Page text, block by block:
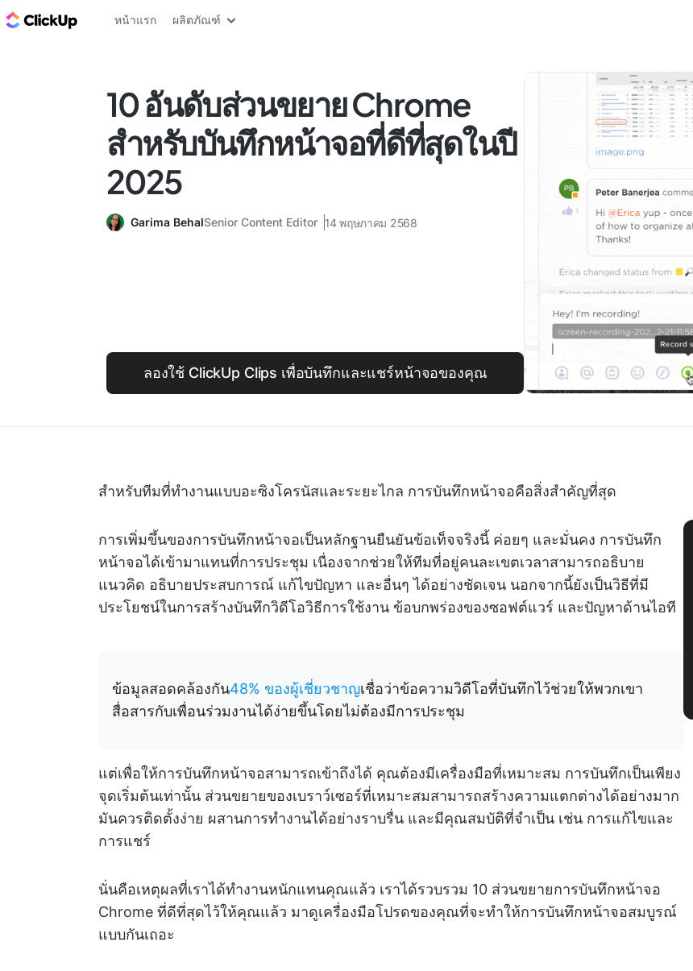
บล็อก ClickUp
หน้าแรก ผลิตภัณฑ์
10 อันดับส่วนขยาย Chrome
สำหรับบันทึกหน้าจอที่ดีที่สุดในปี
2025
Garima BehalSenior Content Editor 14 พฤษภาคม 2568
ลองใช้ ClickUp Clips เพื่อบันทึกและแชร์หน้าจอของคุณ
สำหรับทีมที่ทำงานแบบอะซิงโครนัสและระยะไกล การบันทึกหน้าจอคือสิ่งสำคัญที่สุด
การเพิ่มขึ้นของการบันทึกหน้าจอเป็นหลักฐานยืนยันข้อเท็จจริงนี้ ค่อยๆ และมั่นคง การบันทึก
หน้าจอได้เข้ามาแทนที่การประชุม เนื่องจากช่วยให้ทีมที่อยู่คนละเขตเวลาสามารถอธิบาย
แนวคิด อธิบายประสบการณ์ แก้ไขปัญหา และอื่นๆ ได้อย่างชัดเจน นอกจากนี้ยังเป็นวิธีที่มี
ประโยชน์ในการสร้างบันทึกวิดีโอวิธีการใช้งาน ข้อบกพร่องของซอฟต์แวร์ และปัญหาด้านไอที
ข้อมูลสอดคล้องกัน48% ของผู้เชี่ยวชาญเชื่อว่าข้อความวิดีโอที่บันทึกไว้ช่วยให้พวกเขา
สื่อสารกับเพื่อนร่วมงานได้ง่ายขึ้นโดยไม่ต้องมีการประชุม
แต่เพื่อให้การบันทึกหน้าจอสามารถเข้าถึงได้ คุณต้องมีเครื่องมือที่เหมาะสม การบันทึกเป็นเพียง
จุดเริ่มต้นเท่านั้น ส่วนขยายของเบราว์เซอร์ที่เหมาะสมสามารถสร้างความแตกต่างได้อย่างมาก
มันควรติดตั้งง่าย ผสานการทำงานได้อย่างราบรื่น และมีคุณสมบัติที่จำเป็น เช่น การแก้ไขและ
การแชร์
นั่นคือเหตุผลที่เราได้ทำงานหนักแทนคุณแล้ว เราได้รวบรวม 10 ส่วนขยายการบันทึกหน้าจอ
Chrome ที่ดีที่สุดไว้ให้คุณแล้ว มาดูเครื่องมือโปรดของคุณที่จะทำให้การบันทึกหน้าจอสมบูรณ์
แบบกันเถอะ